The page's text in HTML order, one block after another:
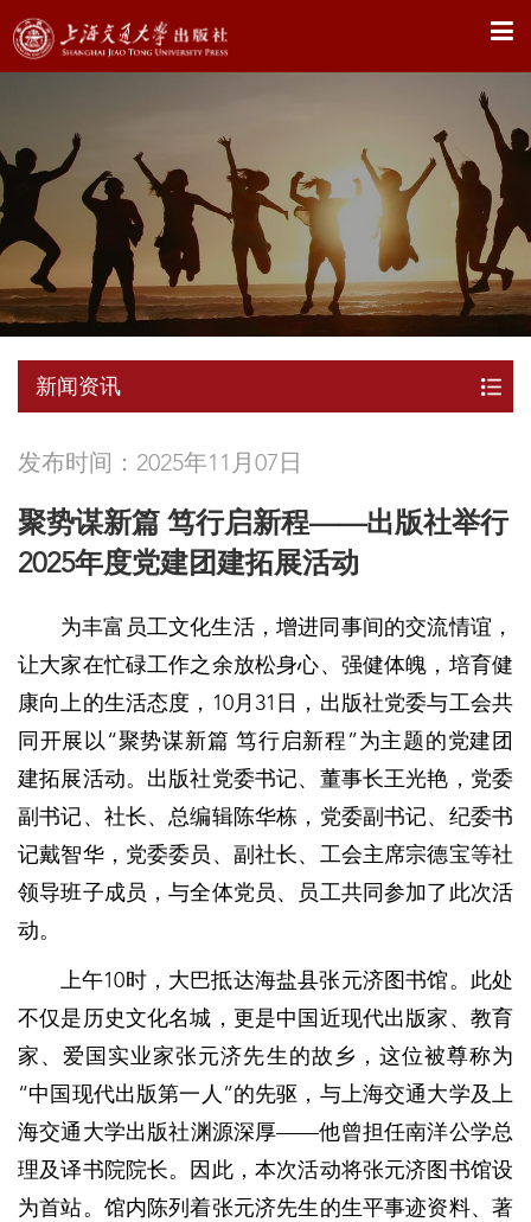
X
新闻资讯
发布时间：2025年11月07日
聚势谋新篇 笃行启新程——出版社举行
2025年度党建团建拓展活动
为丰富员工文化生活，增进同事间的交流情谊，
让大家在忙碌工作之余放松身心、强健体魄，培育健
康向上的生活态度，10月31日，出版社党委与工会共
同开展以“聚势谋新篇 笃行启新程”为主题的党建团
建拓展活动。出版社党委书记、董事长王光艳，党委
副书记、社长、总编辑陈华栋，党委副书记、纪委书
记戴智华，党委委员、副社长、工会主席宗德宝等社
领导班子成员，与全体党员、员工共同参加了此次活
动。
上午10时，大巴抵达海盐县张元济图书馆。此处
不仅是历史文化名城，更是中国近现代出版家、教育
家、爱国实业家张元济先生的故乡，这位被尊称为
“中国现代出版第一人”的先驱，与上海交通大学及上
海交通大学出版社渊源深厚——他曾担任南洋公学总
理及译书院院长。因此，本次活动将张元济图书馆设
为首站。馆内陈列着张元济先生的生平事迹资料、著